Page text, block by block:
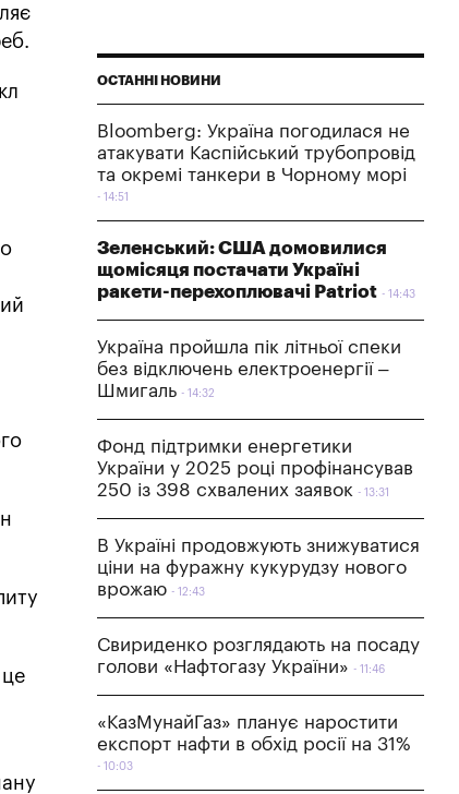
ОСТАННІ НОВИНИ
Bloomberg: Україна погодилася не
атакувати Каспійський трубопровід
та окремі танкери в Чорному морі
14:51
Зеленський: США домовилися
щомісяця постачати Україні
ракети-перехоплювачі Patriot
14:43
Україна пройшла пік літньої спеки
без відключень електроенергії –
Шмигаль
14:32
Фонд підтримки енергетики
України у 2025 році профінансував
250 із 398 схвалених заявок
13:31
В Україні продовжують знижуватися
ціни на фуражну кукурудзу нового
врожаю
12:43
Свириденко розглядають на посаду
голови «Нафтогазу України»
11:46
«КазМунайГаз» планує наростити
експорт нафти в обхід росії на 31%
10:03